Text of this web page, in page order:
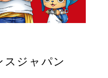
スジャパン